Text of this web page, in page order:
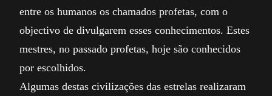
entre os humanos os chamados profetas, com o
objectivo de divulgarem esses conhecimentos. Estes
mestres, no passado profetas, hoje são conhecidos
por escolhidos.
Algumas destas civilizações das estrelas realizaram